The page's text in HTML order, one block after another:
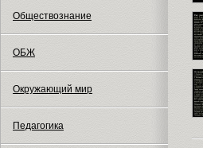
Обществознание
ОБЖ
Окружающий мир
Педагогика